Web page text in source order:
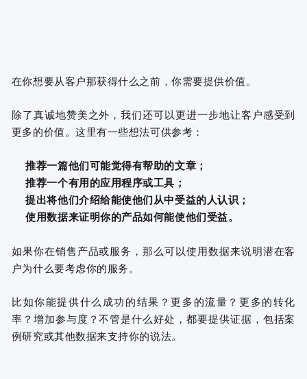
在你想要从客户那获得什么之前，你需要提供价值。
除了真诚地赞美之外，我们还可以更进一步地让客户感受到
更多的价值。这里有一些想法可供参考：
推荐一篇他们可能觉得有帮助的文章；
推荐一个有用的应用程序或工具；
提出将他们介绍给能使他们从中受益的人认识；
使用数据来证明你的产品如何能使他们受益。
如果你在销售产品或服务，那么可以使用数据来说明潜在客
户为什么要考虑你的服务。
比如你能提供什么成功的结果？更多的流量？更多的转化
率？增加参与度？不管是什么好处，都要提供证据，包括案
例研究或其他数据来支持你的说法。